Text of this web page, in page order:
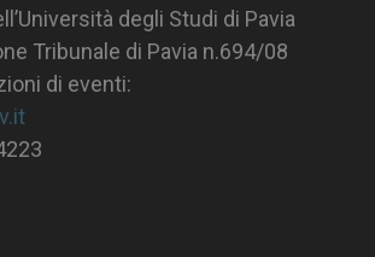
degli Studi di Pavia
Tribunale di Pavia n.694/08
di eventi: